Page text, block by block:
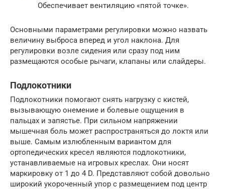
Обеспечивает вентиляцию «пятой точке».
Основными параметрами регулировки можно назвать
величину выброса вперед и угол наклона. Для
регулировки возле сидения или сразу под ним
размещаются особые рычаги, клапаны или слайдеры.
Подлокотники
Подлокотники помогают снять нагрузку с кистей,
вызывающую онемение и болевые ощущения в
пальцах и запястье. При сильном напряжении
мышечная боль может распространяться до локтя или
выше. Самым излюбленным вариантом для
ортопедических кресел являются подлокотники,
устанавливаемые на игровых креслах. Они носят
маркировку от 1 до 4 D. Представляют собой довольно
широкий укороченный упор с размещением под центр